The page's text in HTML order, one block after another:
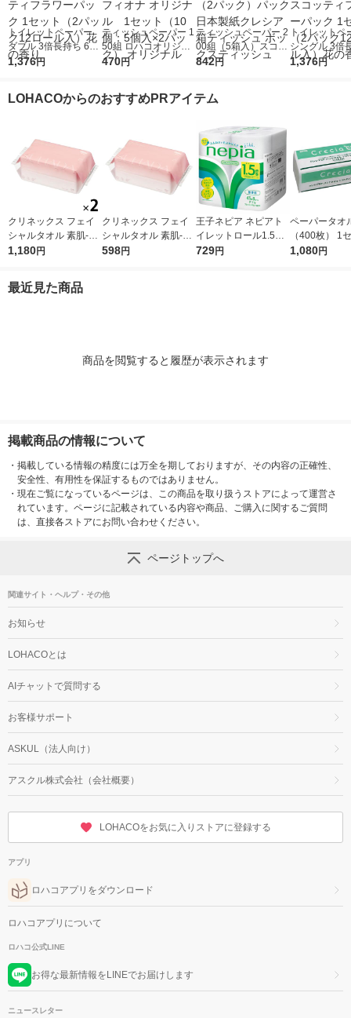
トイレットペーパー
ダブル 3倍長持ち 6ロ
ール 75m 再生紙配合
ク12ロール入）花の
1,376円
ティッシュペーパー 1
50組 ロハコオリジナ
ルソフトパックティッ
個：5個入×2パック）
470円
ティッシュペーパー 2
00組（5箱入）スコッ
ティティシュー 1セッ
ティッシュ ボックス
842円
トイレットペ
シングル 3倍
ロール 150m
1,376円
LOHACOからのおすすめPRアイテム
クリネックス フェイ
シャルタオル 素肌-SU
HADA 100枚入 2個 日
1,180円
クリネックス フェイ
シャルタオル 素肌-SU
HADA 100枚入 日本製
598円
王子ネピア ネピアト
イレットロール1.5倍
巻き8ロールダブル45
729円
ペーパータオ
（400枚） 1
（5個）ソフ
1,080円
最近見た商品
商品を閲覧すると履歴が表示されます
掲載商品の情報について
・ 掲載している情報の精度には万全を期しておりますが、その内容の正確性、
安全性、有用性を保証するものではありません。
・ 現在ご覧になっているページは、この商品を取り扱うストアによって運営さ
れています。ページに記載されている内容や商品、ご購入に関するご質問
は、直接各ストアにお問い合わせください。
ページトップへ
関連サイト・ヘルプ・その他
お知らせ
LOHACOとは
AIチャットで質問する
お客様サポート
ASKUL（法人向け）
アスクル株式会社（会社概要）
LOHACOをお気に入りストアに登録する
アプリ
ロハコアプリをダウンロード
ロハコアプリについて
ロハコ公式LINE
お得な最新情報をLINEでお届けします
ニュースレター